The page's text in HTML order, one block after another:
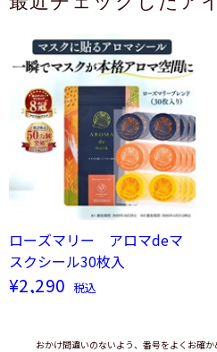
ローズマリー アロマdeマ
スクシール30枚入
¥2,290 税込
おかけ間違いのないよう、番号をよくお確か